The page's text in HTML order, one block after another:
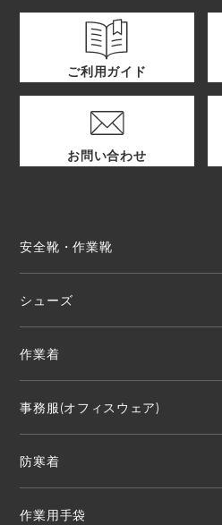
ご利用ガイド
お問い合わせ
安全靴・作業靴
シューズ
作業着
事務服(オフィスウェア)
防寒着
作業用手袋